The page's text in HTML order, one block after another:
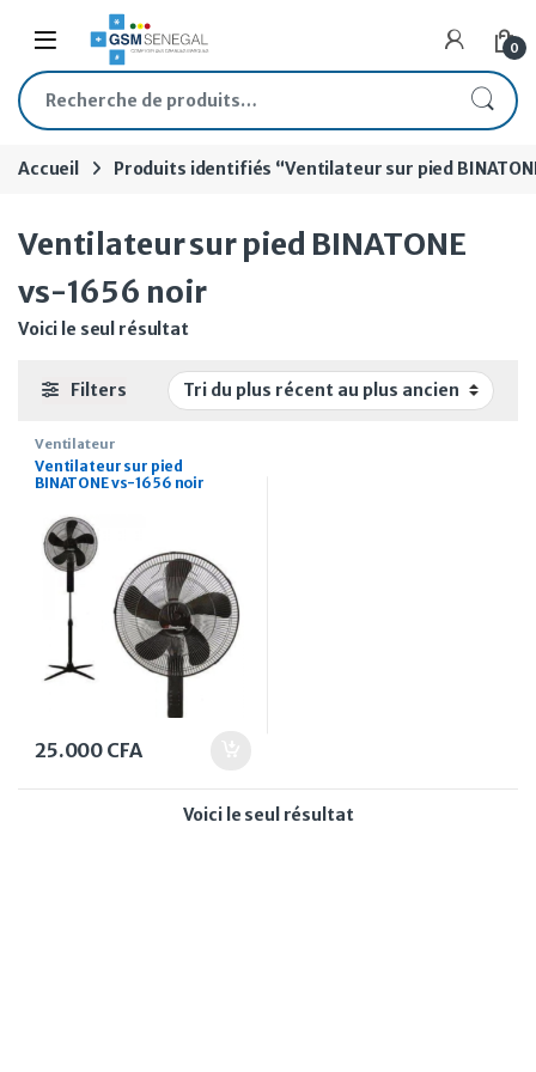
Skip to navigation
Skip to content
Open 0
Recherche pour :
Accueil Produits identifiés “Ventilateur sur pied
Ventilateur sur pied BINATONE
vs-1656 noir
Voici le seul résultat
Filters
Ventilateur
Ventilateur sur pied
BINATONE vs-1656 noir
25.000 CFA
Voici le seul résultat